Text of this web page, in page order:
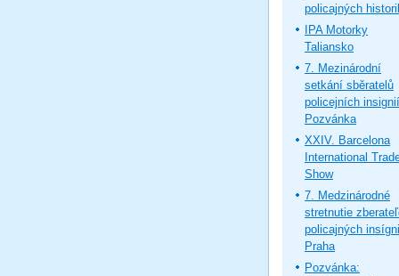
policajných
IPA Motorky
Taliansko
7. Mezinárodní
setkání sběratelů
policejních
Pozvánka
XXIV. Barcelona
International
Show
7. Medzinárodné
stretnutie
policajných
Praha
Pozvánka: